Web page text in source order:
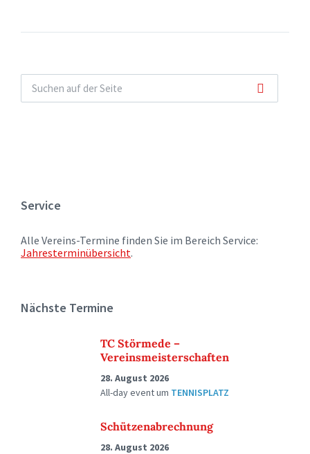
Service
Alle Vereins-Termine finden Sie im Bereich Service:
Jahresterminübersicht.
Nächste Termine
TC Störmede –
Vereinsmeisterschaften
28. August 2026
All-day eventum TENNISPLATZ
Schützenabrechnung
28. August 2026